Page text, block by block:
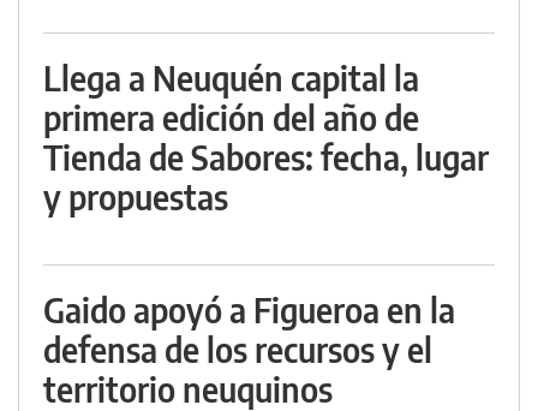
Llega a Neuquén capital la
primera edición del año de
Tienda de Sabores: fecha, lugar
y propuestas
Gaido apoyó a Figueroa en la
defensa de los recursos y el
territorio neuquinos